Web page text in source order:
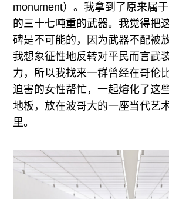
monument）。我拿到了原来属
的三十七吨重的武器。我觉得把
碑是不可能的，因为武器不配被
我想象征性地反转对平民而言武
力，所以我找来一群曾经在哥伦
迫害的女性帮忙，一起熔化了这
地板，放在波哥大的一座当代艺
里。